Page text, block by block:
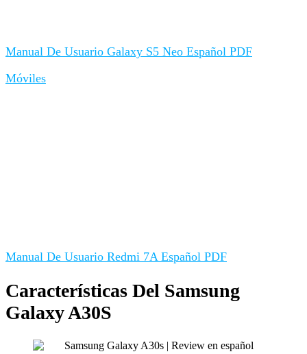
Manual De Usuario Galaxy S5 Neo Español PDF
Móviles
Manual De Usuario Redmi 7A Español PDF
Características Del Samsung
Galaxy A30S